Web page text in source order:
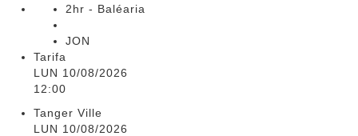
2hr - Baléaria
JON
Tarifa
LUN 10/08/2026
12:00
Tanger Ville
LUN 10/08/2026